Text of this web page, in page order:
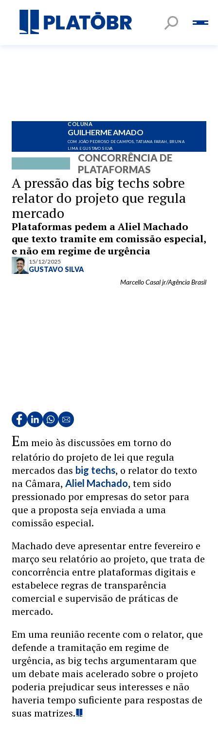
COLUNA
GUILHERME AMADO
COM JOÃO PEDROSO DE CAMPOS, TATIANA FARAH, BRUNA
LIMA E GUSTAVO SILVA
CONCORRÊNCIA DE
PLATAFORMAS
A pressão das big techs sobre
relator do projeto que regula
mercado
Plataformas pedem a Aliel Machado
que texto tramite em comissão especial,
e não em regime de urgência
15/12/2025
GUSTAVO SILVA
Marcello Casal jr/Agência Brasil
Em meio às discussões em torno do
relatório do projeto de lei que regula
mercados das big techs, o relator do texto
na Câmara, Aliel Machado, tem sido
pressionado por empresas do setor para
que a proposta seja enviada a uma
comissão especial.
Machado deve apresentar entre fevereiro e
março seu relatório ao projeto, que trata de
concorrência entre plataformas digitais e
estabelece regras de transparência
comercial e supervisão de práticas de
mercado.
Em uma reunião recente com o relator, que
defende a tramitação em regime de
urgência, as big techs argumentaram que
um debate mais acelerado sobre o projeto
poderia prejudicar seus interesses e não
haveria tempo suficiente para respostas de
suas matrizes.